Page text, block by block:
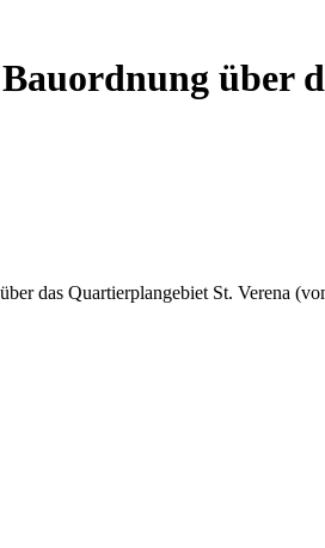
über
das Quartierplangebiet St. Verena